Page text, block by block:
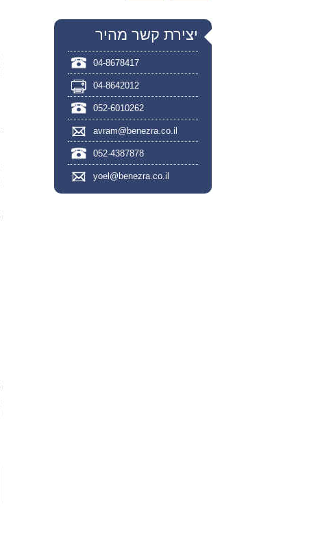
יצירת קשר מהיר
04-8678417
04-8642012
052-6010262
avram@benezra.co.il
052-4387878
yoel@benezra.co.il